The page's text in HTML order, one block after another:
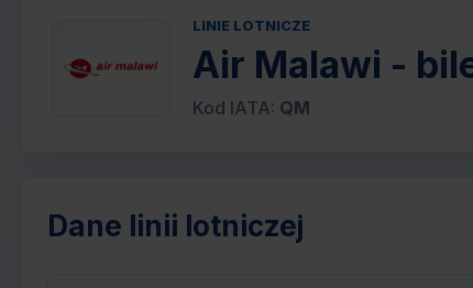
LINIE LOTNICZE
Air Malawi -
Kod IATA: QM
Dane linii lotniczej